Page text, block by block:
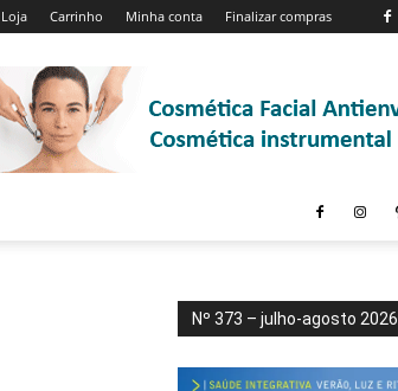
Loja Carrinho Minha conta Finalizar compras
Nº 373 – julho-agosto 2026